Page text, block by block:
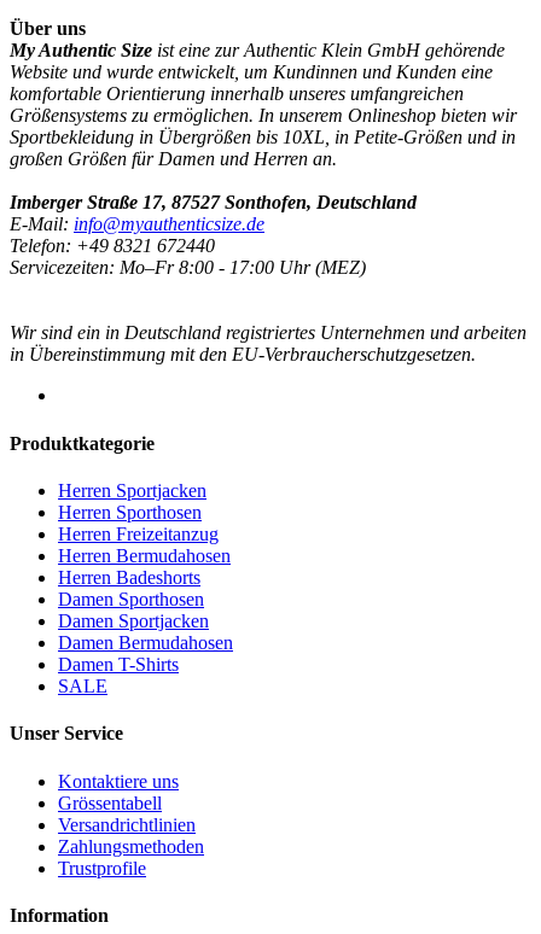
Über uns
My Authentic Size ist eine zur Authentic Klein GmbH gehörende
Website und wurde entwickelt, um Kundinnen und Kunden eine
komfortable Orientierung innerhalb unseres umfangreichen
Größensystems zu ermöglichen. In unserem Onlineshop bieten wir
Sportbekleidung in Übergrößen bis 10XL, in Petite-Größen und in
großen Größen für Damen und Herren an.
Imberger Straße 17, 87527 Sonthofen, Deutschland
E-Mail: info@myauthenticsize.de
Telefon: +49 8321 672440
Servicezeiten: Mo–Fr 8:00 - 17:00 Uhr (MEZ)
Wir sind ein in Deutschland registriertes Unternehmen und arbeiten
in Übereinstimmung mit den EU-Verbraucherschutzgesetzen.
Produktkategorie
Herren Sportjacken
Herren Sporthosen
Herren Freizeitanzug
Herren Bermudahosen
Herren Badeshorts
Damen Sporthosen
Damen Sportjacken
Damen Bermudahosen
Damen T-Shirts
SALE
Unser Service
Kontaktiere uns
Grössentabell
Versandrichtlinien
Zahlungsmethoden
Trustprofile
Information